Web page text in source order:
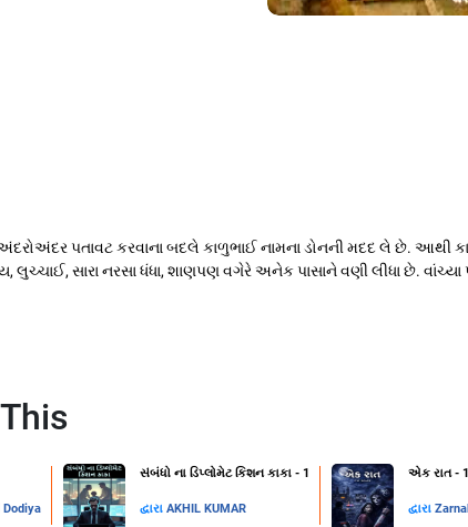
પતાવટ કરવાના બદલે કાળુભાઈ નામના ડોનની મદદ લે છે. આથી
સારા નરસા ધંધા, શાણપણ વગેરે અનેક પાસાને વણી લીધા છે. વાંચ્યા
Dodiya
સંબંધો ના ડિપ્લોમેટ કિશન કાકા - 1
દ્વારા AKHIL KUMAR
એક રાત - 1
દ્વારા